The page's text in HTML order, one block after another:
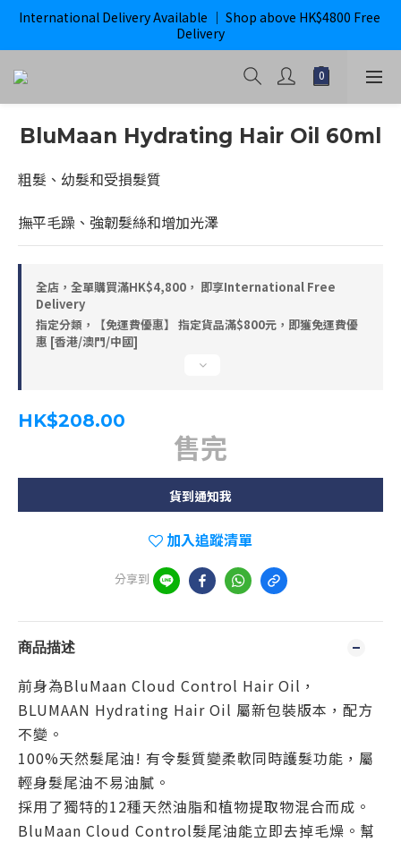
購滿$800即獲免運｜ ghd 指定貨品滿$2000*即獲免運
International Delivery Available ｜ Shop above HK$4800 Free
Delivery
購滿$800即獲免運｜ ghd 指定貨品滿$2000*即獲免運
BluMaan Hydrating Hair Oil 60ml
粗髮、幼髮和受損髮質
撫平毛躁、強韌髮絲和增加光澤
全店，全單購買滿HK$4,800， 即享International Free
Delivery
指定分類，【免運費優惠】 指定貨品滿$800元，即獲免運費優
惠 [香港/澳門/中國]
HK$208.00
售完
貨到通知我
加入追蹤清單
分享到
商品描述
前身為BluMaan Cloud Control Hair Oil，
BLUMAAN Hydrating Hair Oil 屬新包裝版本，配方
不變。
100%天然髮尾油! 有令髮質變柔軟同時護髮功能，屬
輕身髮尾油不易油膩 。
採用了獨特的12種天然油脂和植物提取物混合而成 。
BluMaan Cloud Control髮尾油能立即去掉毛燥 。幫